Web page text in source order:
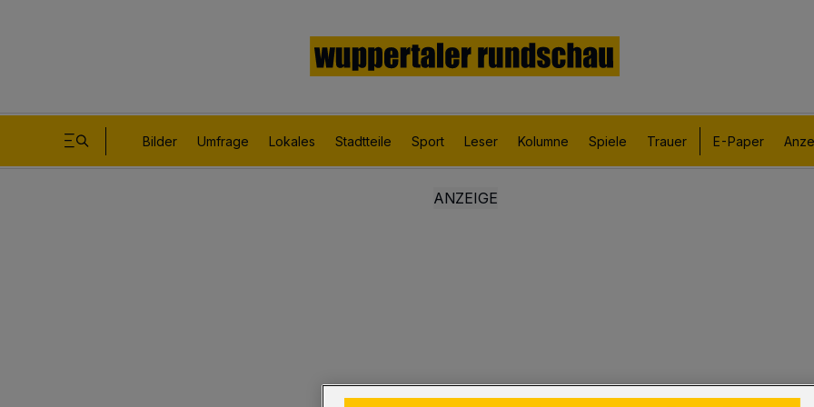
Bilder Umfrage Lokales Stadtteile Sport Leser Kolumne Spiele Trauer E-Paper